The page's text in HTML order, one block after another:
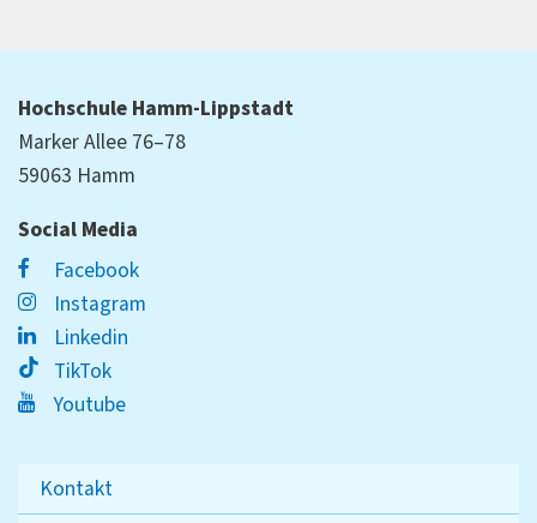
Hochschule Hamm-Lippstadt
Marker Allee 76–78
59063 Hamm
Social Media
Facebook
Instagram
Linkedin
TikTok
Youtube
Kontakt